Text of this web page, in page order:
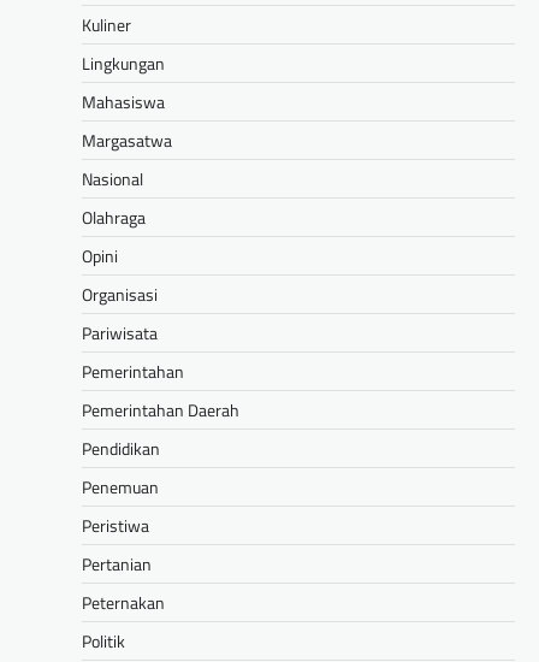
Kuliner
Lingkungan
Mahasiswa
Margasatwa
Nasional
Olahraga
Opini
Organisasi
Pariwisata
Pemerintahan
Pemerintahan Daerah
Pendidikan
Penemuan
Peristiwa
Pertanian
Peternakan
Politik